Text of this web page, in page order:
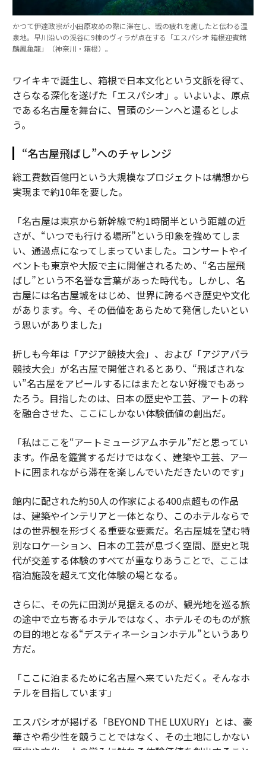
かつて伊達政宗が小田原攻めの際に滞在し、戦の疲れを癒したと伝わる温
泉地。早川沿いの渓谷に9棟のヴィラが点在する「エスパシオ 箱根迎賓館
麟鳳亀龍」（神奈川・箱根）。
ワイキキで誕生し、箱根で日本文化という文脈を得て、
さらなる深化を遂げた「エスパシオ」。いよいよ、原点
である名古屋を舞台に、冒頭のシーンへと還るとしよ
う。
“名古屋飛ばし”へのチャレンジ
総工費数百億円という大規模なプロジェクトは構想から
実現まで約10年を要した。
「名古屋は東京から新幹線で約1時間半という距離の近
さが、“いつでも行ける場所”という印象を強めてしま
い、通過点になってしまっていました。コンサートやイ
ベントも東京や大阪で主に開催されるため、“名古屋飛
ばし”という不名誉な言葉があった時代も。しかし、名
古屋には名古屋城をはじめ、世界に誇るべき歴史や文化
があります。今、その価値をあらためて発信したいとい
う思いがありました」
折しも今年は「アジア競技大会」、および「アジアパラ
競技大会」が名古屋で開催されるとあり、“飛ばされな
い”名古屋をアピールするにはまたとない好機でもあっ
たろう。目指したのは、日本の歴史や工芸、アートの粋
を融合させた、ここにしかない体験価値の創出だ。
「私はここを“アートミュージアムホテル”だと思ってい
ます。作品を鑑賞するだけではなく、建築や工芸、アー
トに囲まれながら滞在を楽しんでいただきたいのです」
館内に配された約50人の作家による400点超もの作品
は、建築やインテリアと一体となり、このホテルならで
はの世界観を形づくる重要な要素だ。名古屋城を望む特
別なロケ―ション、日本の工芸が息づく空間、歴史と現
代が交差する体験のすべてが重なりあうことで、ここは
宿泊施設を超えて文化体験の場となる。
さらに、その先に田渕が見据えるのが、観光地を巡る旅
の途中で立ち寄るホテルではなく、ホテルそのものが旅
の目的地となる“デスティネーションホテル”というあり
方だ。
「ここに泊まるために名古屋へ来ていただく。そんなホ
テルを目指しています」
エスパシオが掲げる「BEYOND THE LUXURY」とは、豪
華さや希少性を競うことではなく、その土地にしかない
歴史や文化、人の営みに触れる体験価値を創出すること